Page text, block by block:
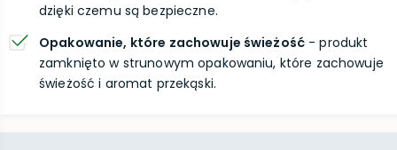
dzięki czemu są bezpieczne.
Opakowanie, które zachowuje świeżość - produkt
zamknięto w strunowym opakowaniu, które zachowuje
świeżość i aromat przekąski.